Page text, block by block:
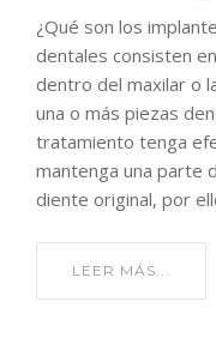
¿Qué son los
dentales consisten
dentro del maxilar o
una o más piezas
tratamiento tenga
mantenga una parte
diente original, por
LEER MÁS...